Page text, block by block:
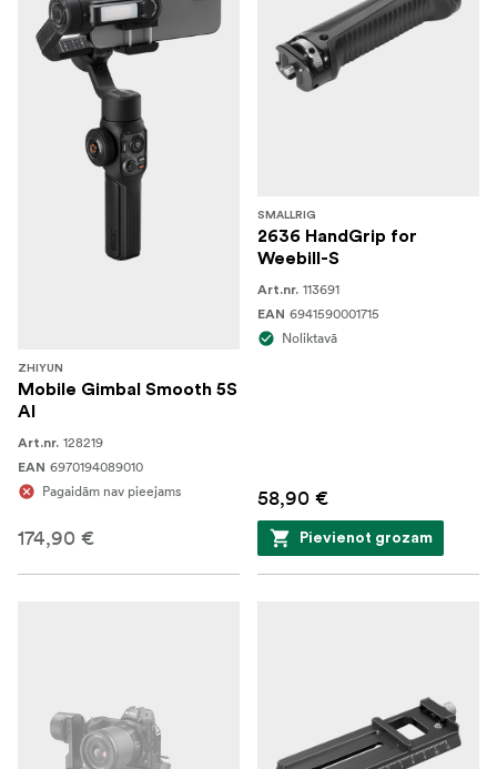
ZHIYUN
Mobile Gimbal Smooth 5S
AI
Art.nr. 128219
EAN 6970194089010
Pagaidām nav pieejams
174,90 €
SMALLRIG
2636 HandGrip for
Weebill-S
Art.nr. 113691
EAN 6941590001715
Noliktavā
58,90 €
Pievienot grozam